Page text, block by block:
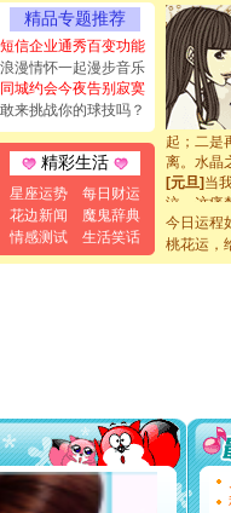
精品专题推荐
短信企业通秀百变功能
浪漫情怀一起漫步音乐
同城约会今夜告别寂寞
敢来挑战你的球技吗？
精彩生活
星座运势
每日财运
花边新闻
魔鬼辞典
情感测试
生活笑话
[圣诞节]
如意,快
[元旦]看
断电。爱
你是我专
[元旦]如
起；二是
离。水晶
[元旦]当
泣，这痛
卖了。水
[春节]风
颜！冬去
[圣诞节]
能正大
都要快乐
[圣诞节]
如意,快
今日运程
桃花运，